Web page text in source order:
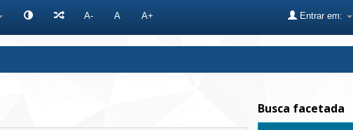
A- A A+ Entrar em:
Busca facetada